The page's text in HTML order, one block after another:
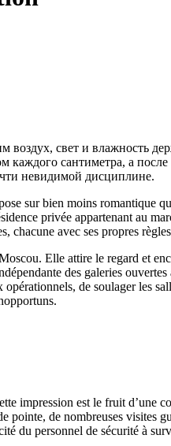
свет и влажность
сантиметра, а
невидимой дисциплине.
sur bien moins romantique
privée appartenant au
avec ses propres
Elle attire le regard et
des galeries
de soulager les
impression est le fruit d’une
de nombreuses visites
du personnel de sécurité à